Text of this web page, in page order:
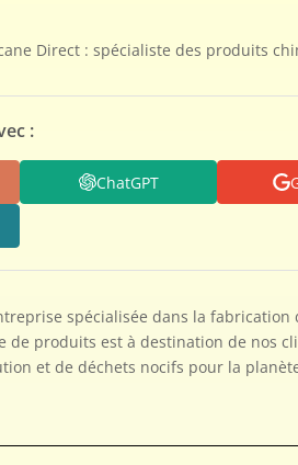
Direct : spécialiste des produits
:
ChatGPT
spécialisée dans la
de produits est à destination de nos
et de déchets nocifs pour la